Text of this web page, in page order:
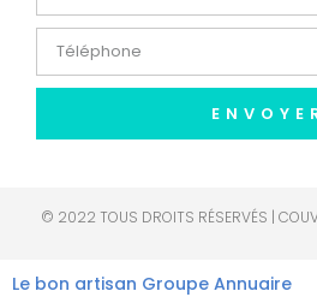
© 2022 TOUS DROITS RÉSERVÉS |
Le bon artisan Groupe Annuaire